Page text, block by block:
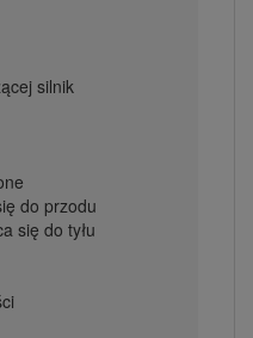
silnik
do przodu
się do tyłu